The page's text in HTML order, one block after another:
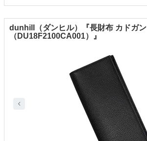
dunhill（ダンヒル）『長財布 カドガン
（DU18F2100CA001）』